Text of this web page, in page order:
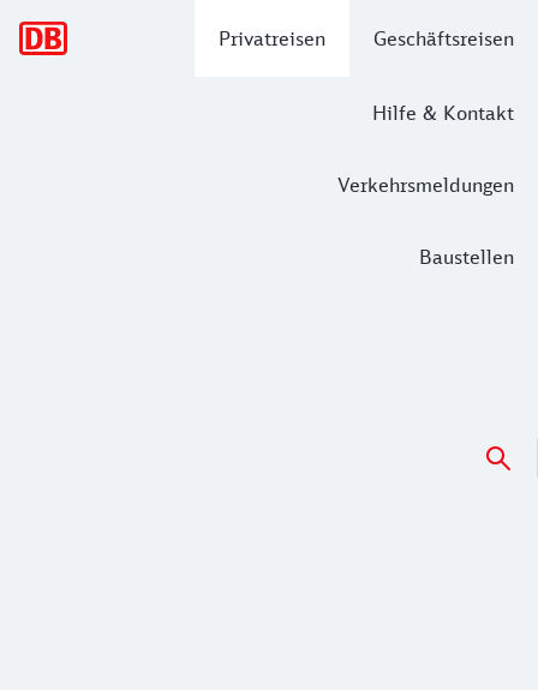
Privatreisen Geschäftsreisen
Hilfe & Kontakt
Verkehrsmeldungen
Baustellen